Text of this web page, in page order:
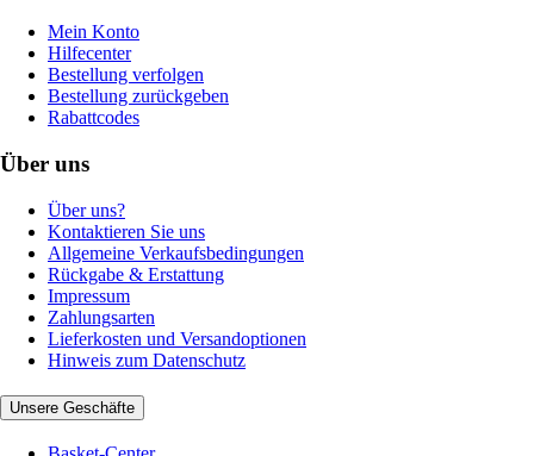
Mein Konto
Hilfecenter
Bestellung verfolgen
Bestellung zurückgeben
Rabattcodes
Über uns
Über uns?
Kontaktieren Sie uns
Allgemeine Verkaufsbedingungen
Rückgabe & Erstattung
Impressum
Zahlungsarten
Lieferkosten und Versandoptionen
Hinweis zum Datenschutz
Unsere Geschäfte